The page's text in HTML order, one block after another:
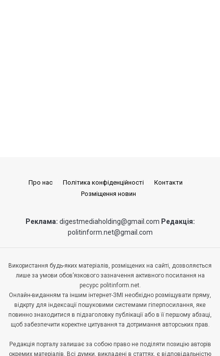
Про нас Політика конфіденційності
Контакти
Розміщення новин
Реклама: digestmediaholding@gmail.com Редакція:
politinform.net@gmail.com
Використання будь-яких матеріалів, розміщених на сайті, дозволяється
лише за умови обов’язкового зазначення активного посилання на
ресурс politinform.net.
Онлайн-виданням та іншим інтернет-ЗМІ необхідно розміщувати пряму,
відкрту для індексації пошуковими системами гіперпосилання, яке
повинно знаходитися в підзаголовку публікації або в її першому абзаці,
щоб забезпечити коректне цитування та дотримання авторських прав.
Редакція порталу залишає за собою право не поділяти позицію авторів
окремих матеріалів. Всі думки, викладені в статтях, є відповідальністю